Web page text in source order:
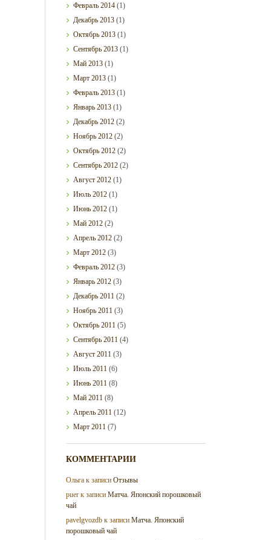
Февраль2014 (1)
Декабрь2013 (1)
Октябрь2013 (1)
Сентябрь2013 (1)
Май2013 (1)
Март2013 (1)
Февраль2013 (1)
Январь2013 (1)
Декабрь2012 (2)
Ноябрь2012 (2)
Октябрь2012 (2)
Сентябрь2012 (2)
Август2012 (1)
Июль2012 (1)
Июнь2012 (1)
Май2012 (2)
Апрель2012 (2)
Март2012 (3)
Февраль2012 (3)
Январь2012 (3)
Декабрь2011 (2)
Ноябрь2011 (3)
Октябрь2011 (5)
Сентябрь2011 (4)
Август2011 (3)
Июль2011 (6)
Июнь2011 (8)
Май2011 (8)
Апрель2011 (12)
Март2011 (7)
КОММЕНТАРИИ
Ольга к записиОтзывы
puer к записиМатча. Японский порошковый
чай
pavelgvozdb к записиМатча. Японский
порошковый чай